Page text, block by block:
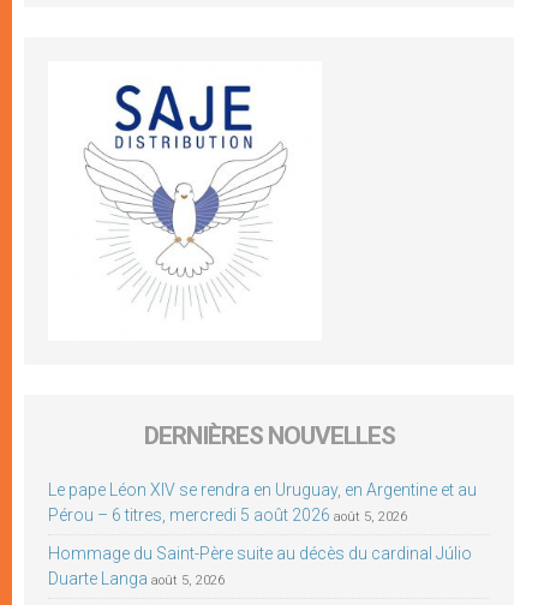
DERNIÈRES NOUVELLES
Le pape Léon XIV se rendra en Uruguay, en Argentine et au
Pérou – 6 titres, mercredi 5 août 2026 août 5, 2026
Hommage du Saint-Père suite au décès du cardinal Júlio
Duarte Langa août 5, 2026